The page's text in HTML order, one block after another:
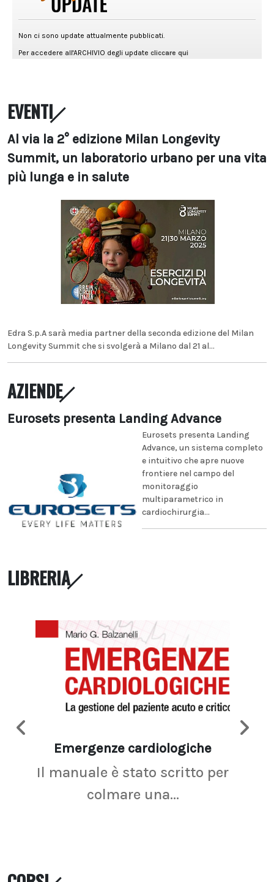
EVENTI
Al via la 2° edizione Milan Longevity
Summit, un laboratorio urbano per una vita
più lunga e in salute
Edra S.p.A sarà media partner della seconda edizione del Milan
Longevity Summit che si svolgerà a Milano dal 21 al...
AZIENDE
Eurosets presenta Landing Advance
Eurosets presenta Landing
Advance, un sistema completo
e intuitivo che apre nuove
frontiere nel campo del
monitoraggio
multiparametrico in
cardiochirurgia...
LIBRERIA
Emergenze cardiologiche
Il manuale è stato scritto per
colmare una...